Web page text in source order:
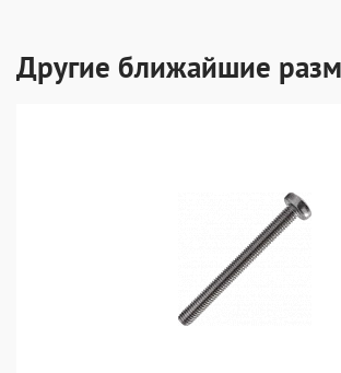
Другие ближайшие